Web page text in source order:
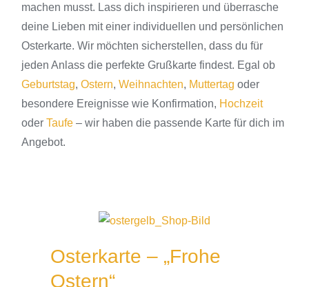
machen musst. Lass dich inspirieren und überrasche
deine Lieben mit einer individuellen und persönlichen
Osterkarte. Wir möchten sicherstellen, dass du für
jeden Anlass die perfekte Grußkarte findest. Egal ob
Geburtstag,Ostern,Weihnachten, Muttertag oder
besondere Ereignisse wie Konfirmation, Hochzeit
oderTaufe – wir haben die passende Karte für dich im
Angebot.
Osterkarte – „Frohe
Ostern“